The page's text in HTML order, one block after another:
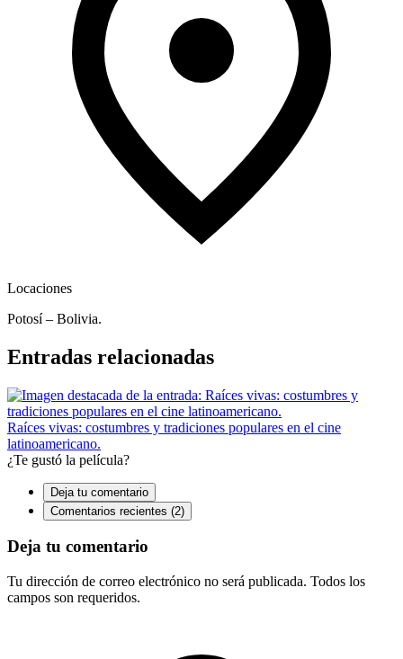
Locaciones
Potosí – Bolivia.
Entradas relacionadas
Raíces vivas: costumbres y tradiciones populares en el cine
latinoamericano.
¿Te gustó la película?
Deja tu comentario
Comentarios recientes (2)
Deja tu comentario
Tu dirección de correo electrónico no será publicada. Todos los
campos son requeridos.